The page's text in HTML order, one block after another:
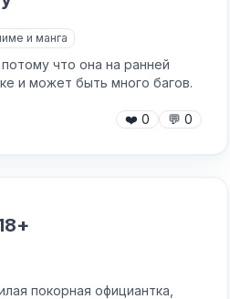
и манга
что она на ранней
и может быть много багов.
❤️ 0 💬 0
покорная официантка,